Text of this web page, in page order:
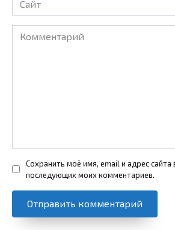
Комментарий
Сохранить моё имя, email и адрес
последующих моих комментариев.